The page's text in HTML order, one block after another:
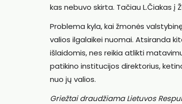
kas nebuvo skirta. Tačiau L.Čiakas
Problema kyla, kai žmonės
valios ilgalaikei nuomai. Atsiranda
išlaidomis, nes reikia atlikti
patikino institucijos direktorius,
nuo jų valios.
Griežtai draudžiama Lietuvos